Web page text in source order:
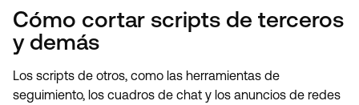
Cómo cortar scripts de terceros
y demás
Los scripts de otros, como las herramientas de
seguimiento, los cuadros de chat y los anuncios de redes